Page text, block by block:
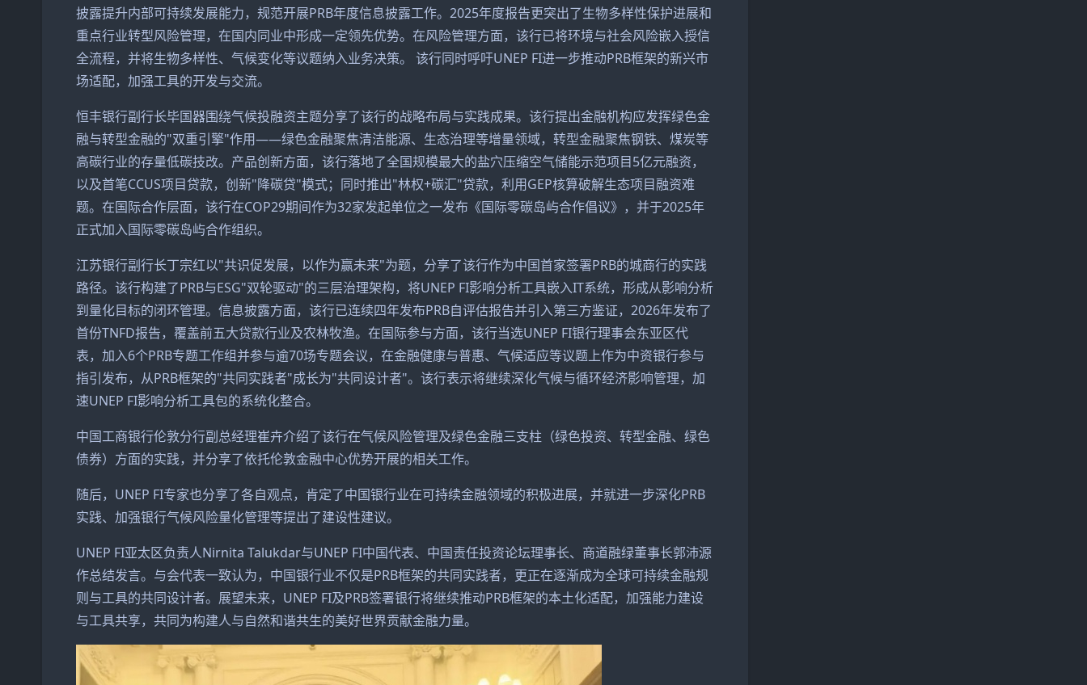
披露提升内部可持续发展能力，规范开展PRB年度信息披露工作。2025年度报告更突出了生物多样性保护进展和
重点行业转型风险管理，在国内同业中形成一定领先优势。在风险管理方面，该行已将环境与社会风险嵌入授信
全流程，并将生物多样性、气候变化等议题纳入业务决策。 该行同时呼吁UNEP FI进一步推动PRB框架的新兴市
场适配，加强工具的开发与交流。
恒丰银行副行长毕国器围绕气候投融资主题分享了该行的战略布局与实践成果。该行提出金融机构应发挥绿色金
融与转型金融的"双重引擎"作用——绿色金融聚焦清洁能源、生态治理等增量领域，转型金融聚焦钢铁、煤炭等
高碳行业的存量低碳技改。产品创新方面，该行落地了全国规模最大的盐穴压缩空气储能示范项目5亿元融资，
以及首笔CCUS项目贷款，创新"降碳贷"模式；同时推出"林权+碳汇"贷款，利用GEP核算破解生态项目融资难
题。在国际合作层面，该行在COP29期间作为32家发起单位之一发布《国际零碳岛屿合作倡议》，并于2025年
正式加入国际零碳岛屿合作组织。
江苏银行副行长丁宗红以"共识促发展，以作为赢未来"为题，分享了该行作为中国首家签署PRB的城商行的实践
路径。该行构建了PRB与ESG"双轮驱动"的三层治理架构，将UNEP FI影响分析工具嵌入IT系统，形成从影响分析
到量化目标的闭环管理。信息披露方面，该行已连续四年发布PRB自评估报告并引入第三方鉴证，2026年发布了
首份TNFD报告，覆盖前五大贷款行业及农林牧渔。在国际参与方面，该行当选UNEP FI银行理事会东亚区代
表，加入6个PRB专题工作组并参与逾70场专题会议，在金融健康与普惠、气候适应等议题上作为中资银行参与
指引发布，从PRB框架的"共同实践者"成长为"共同设计者"。该行表示将继续深化气候与循环经济影响管理，加
速UNEP FI影响分析工具包的系统化整合。
中国工商银行伦敦分行副总经理崔卉介绍了该行在气候风险管理及绿色金融三支柱（绿色投资、转型金融、绿色
债券）方面的实践，并分享了依托伦敦金融中心优势开展的相关工作。
随后，UNEP FI专家也分享了各自观点，肯定了中国银行业在可持续金融领域的积极进展，并就进一步深化PRB
实践、加强银行气候风险量化管理等提出了建设性建议。
UNEP FI亚太区负责人Nirnita Talukdar与UNEP FI中国代表、中国责任投资论坛理事长、商道融绿董事长郭沛源
作总结发言。与会代表一致认为，中国银行业不仅是PRB框架的共同实践者，更正在逐渐成为全球可持续金融规
则与工具的共同设计者。展望未来，UNEP FI及PRB签署银行将继续推动PRB框架的本土化适配，加强能力建设
与工具共享，共同为构建人与自然和谐共生的美好世界贡献金融力量。